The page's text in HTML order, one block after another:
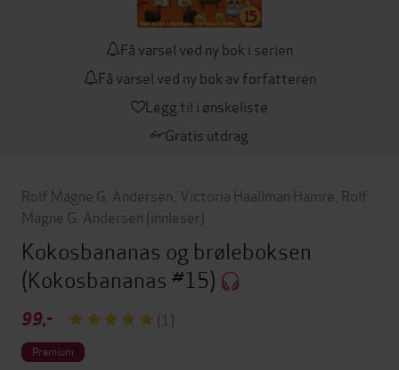
Få varsel ved ny bok i serien
Få varsel ved ny bok av forfatteren
Legg til i ønskeliste
Gratis utdrag
Rolf Magne G. Andersen Victoria Haallman Hamre Rolf
Magne G. Andersen (innleser)
Kokosbananas og brøleboksen
(Kokosbananas #15)
99,- (1)
Premium